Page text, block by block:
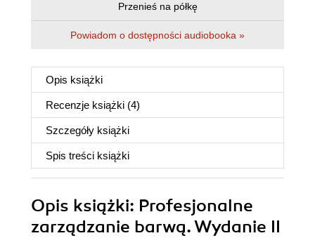
Przenieś na półkę
Powiadom o dostępności audiobooka »
Opis książki
Recenzje książki (4)
Szczegóły książki
Spis treści książki
Opis książki: Profesjonalne
zarządzanie barwą. Wydanie II